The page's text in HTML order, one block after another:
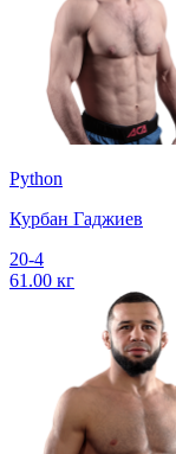
Python
Курбан Гаджиев
20-4
61.00 кг